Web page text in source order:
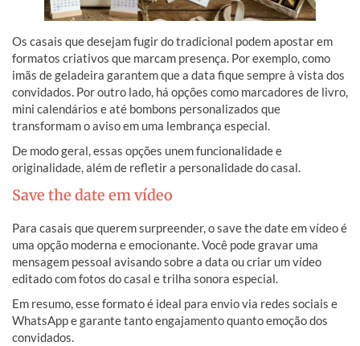
Os casais que desejam fugir do tradicional podem apostar em
formatos criativos que marcam presença. Por exemplo, como
imãs de geladeira garantem que a data fique sempre à vista dos
convidados. Por outro lado, há opções como marcadores de livro,
mini calendários e até bombons personalizados que
transformam o aviso em uma lembrança especial.
De modo geral, essas opções unem funcionalidade e
originalidade, além de refletir a personalidade do casal.
Save the date em vídeo
Para casais que querem surpreender, o save the date em vídeo é
uma opção moderna e emocionante. Você pode gravar uma
mensagem pessoal avisando sobre a data ou criar um vídeo
editado com fotos do casal e trilha sonora especial.
Em resumo, esse formato é ideal para envio via redes sociais e
WhatsApp e garante tanto engajamento quanto emoção dos
convidados.